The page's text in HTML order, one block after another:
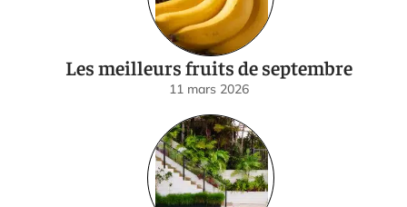
Les meilleurs fruits de septembre
11 mars 2026